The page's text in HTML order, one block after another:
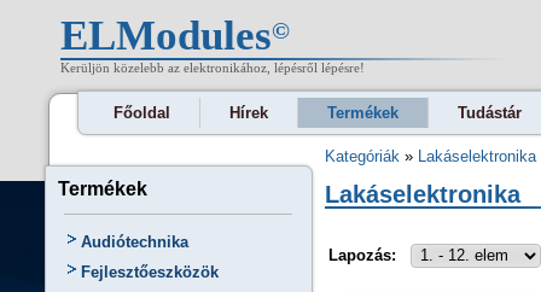
ELModules©
Kerüljön közelebb az elektronikához, lépésről lépésre!
Főoldal Hírek Termékek Tudástár
Termékek
Audiótechnika
Fejlesztőeszközök
Kategóriák » Lakáselektronika
Lakáselektronika
Lapozás: